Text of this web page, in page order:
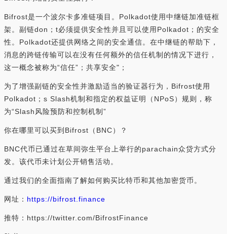
Bifrost是一个波尔卡多准链项目。Polkadot使用中继链加准链框
架。副链don；t必须提供安全性并且可以使用Polkadot；的安全
性。Polkadot还提供网络之间的安全通信。在中继链的帮助下，
消息的跨链传输可以在没有任何额外的信任机制的情况下进行，
这一概念被称为“信任”；共享安全"；
为了增强副链的安全性并激励适当的验证器行为，Bifrost使用
Polkadot；s Slash机制和指定的权益证明（NPoS）规则，称
为“Slash风险预防和控制机制”
你在哪里可以买到Bifrost（BNC）？
BNC代币已通过在草间弥生平台上举行的parachain众贷方式分
发。该代币未计划公开销售活动。
通过我们的全面指南了解如何购买比特币和其他加密货币。
网址： https://bifrost.finance
推特：https://twitter.com/BifrostFinance